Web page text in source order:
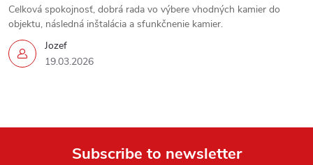
Jozef
19.03.2026
Celková spokojnosť, dobrá rada vo výbere vhodných kamier do
objektu, následná inštalácia a sfunkčnenie kamier.
Subscribe to newsletter